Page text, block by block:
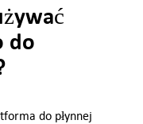
do
do płynnej